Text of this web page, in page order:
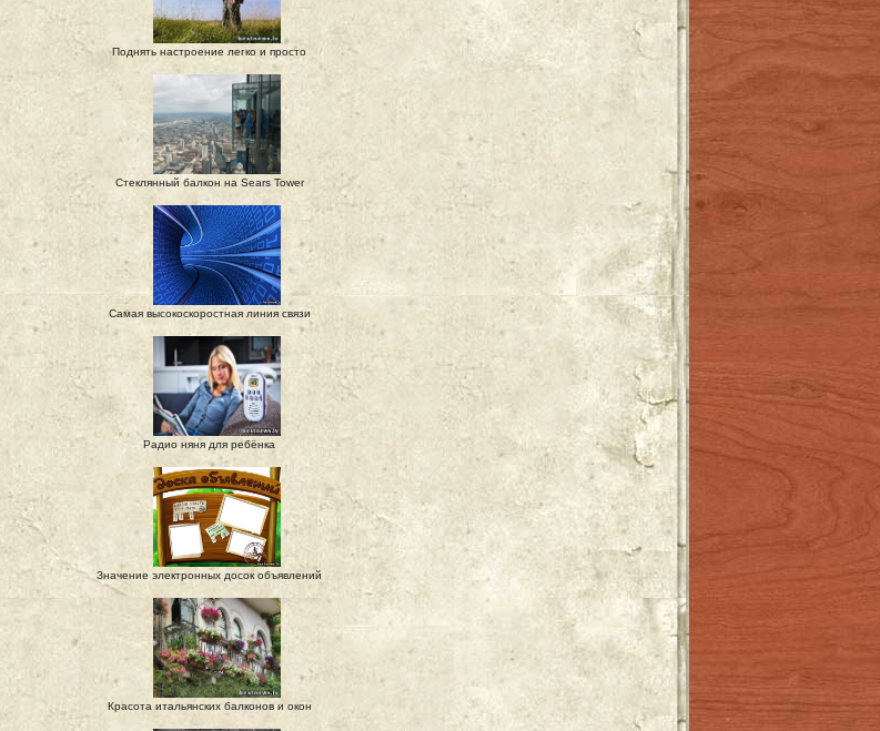
Поднять настроение легко и просто
Стеклянный балкон на Sears Tower
Самая высокоскоростная линия связи
Радио няня для ребёнка
Значение электронных досок объявлений
Красота итальянских балконов и окон